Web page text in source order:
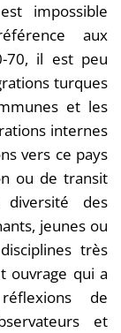
impossible
aux
70, il est peu
turques
et les
internes
vers ce pays
ou de transit
des
jeunes ou
très
ouvrage qui a
de
et